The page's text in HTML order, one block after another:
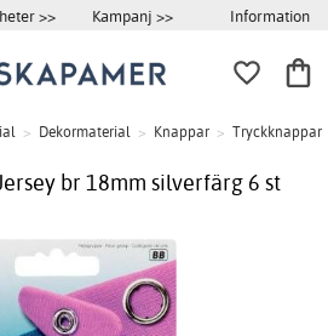
>> Kampanj >> Information
> Dekormaterial > Knappar > Tryckknappar
br 18mm silverfärg 6 st